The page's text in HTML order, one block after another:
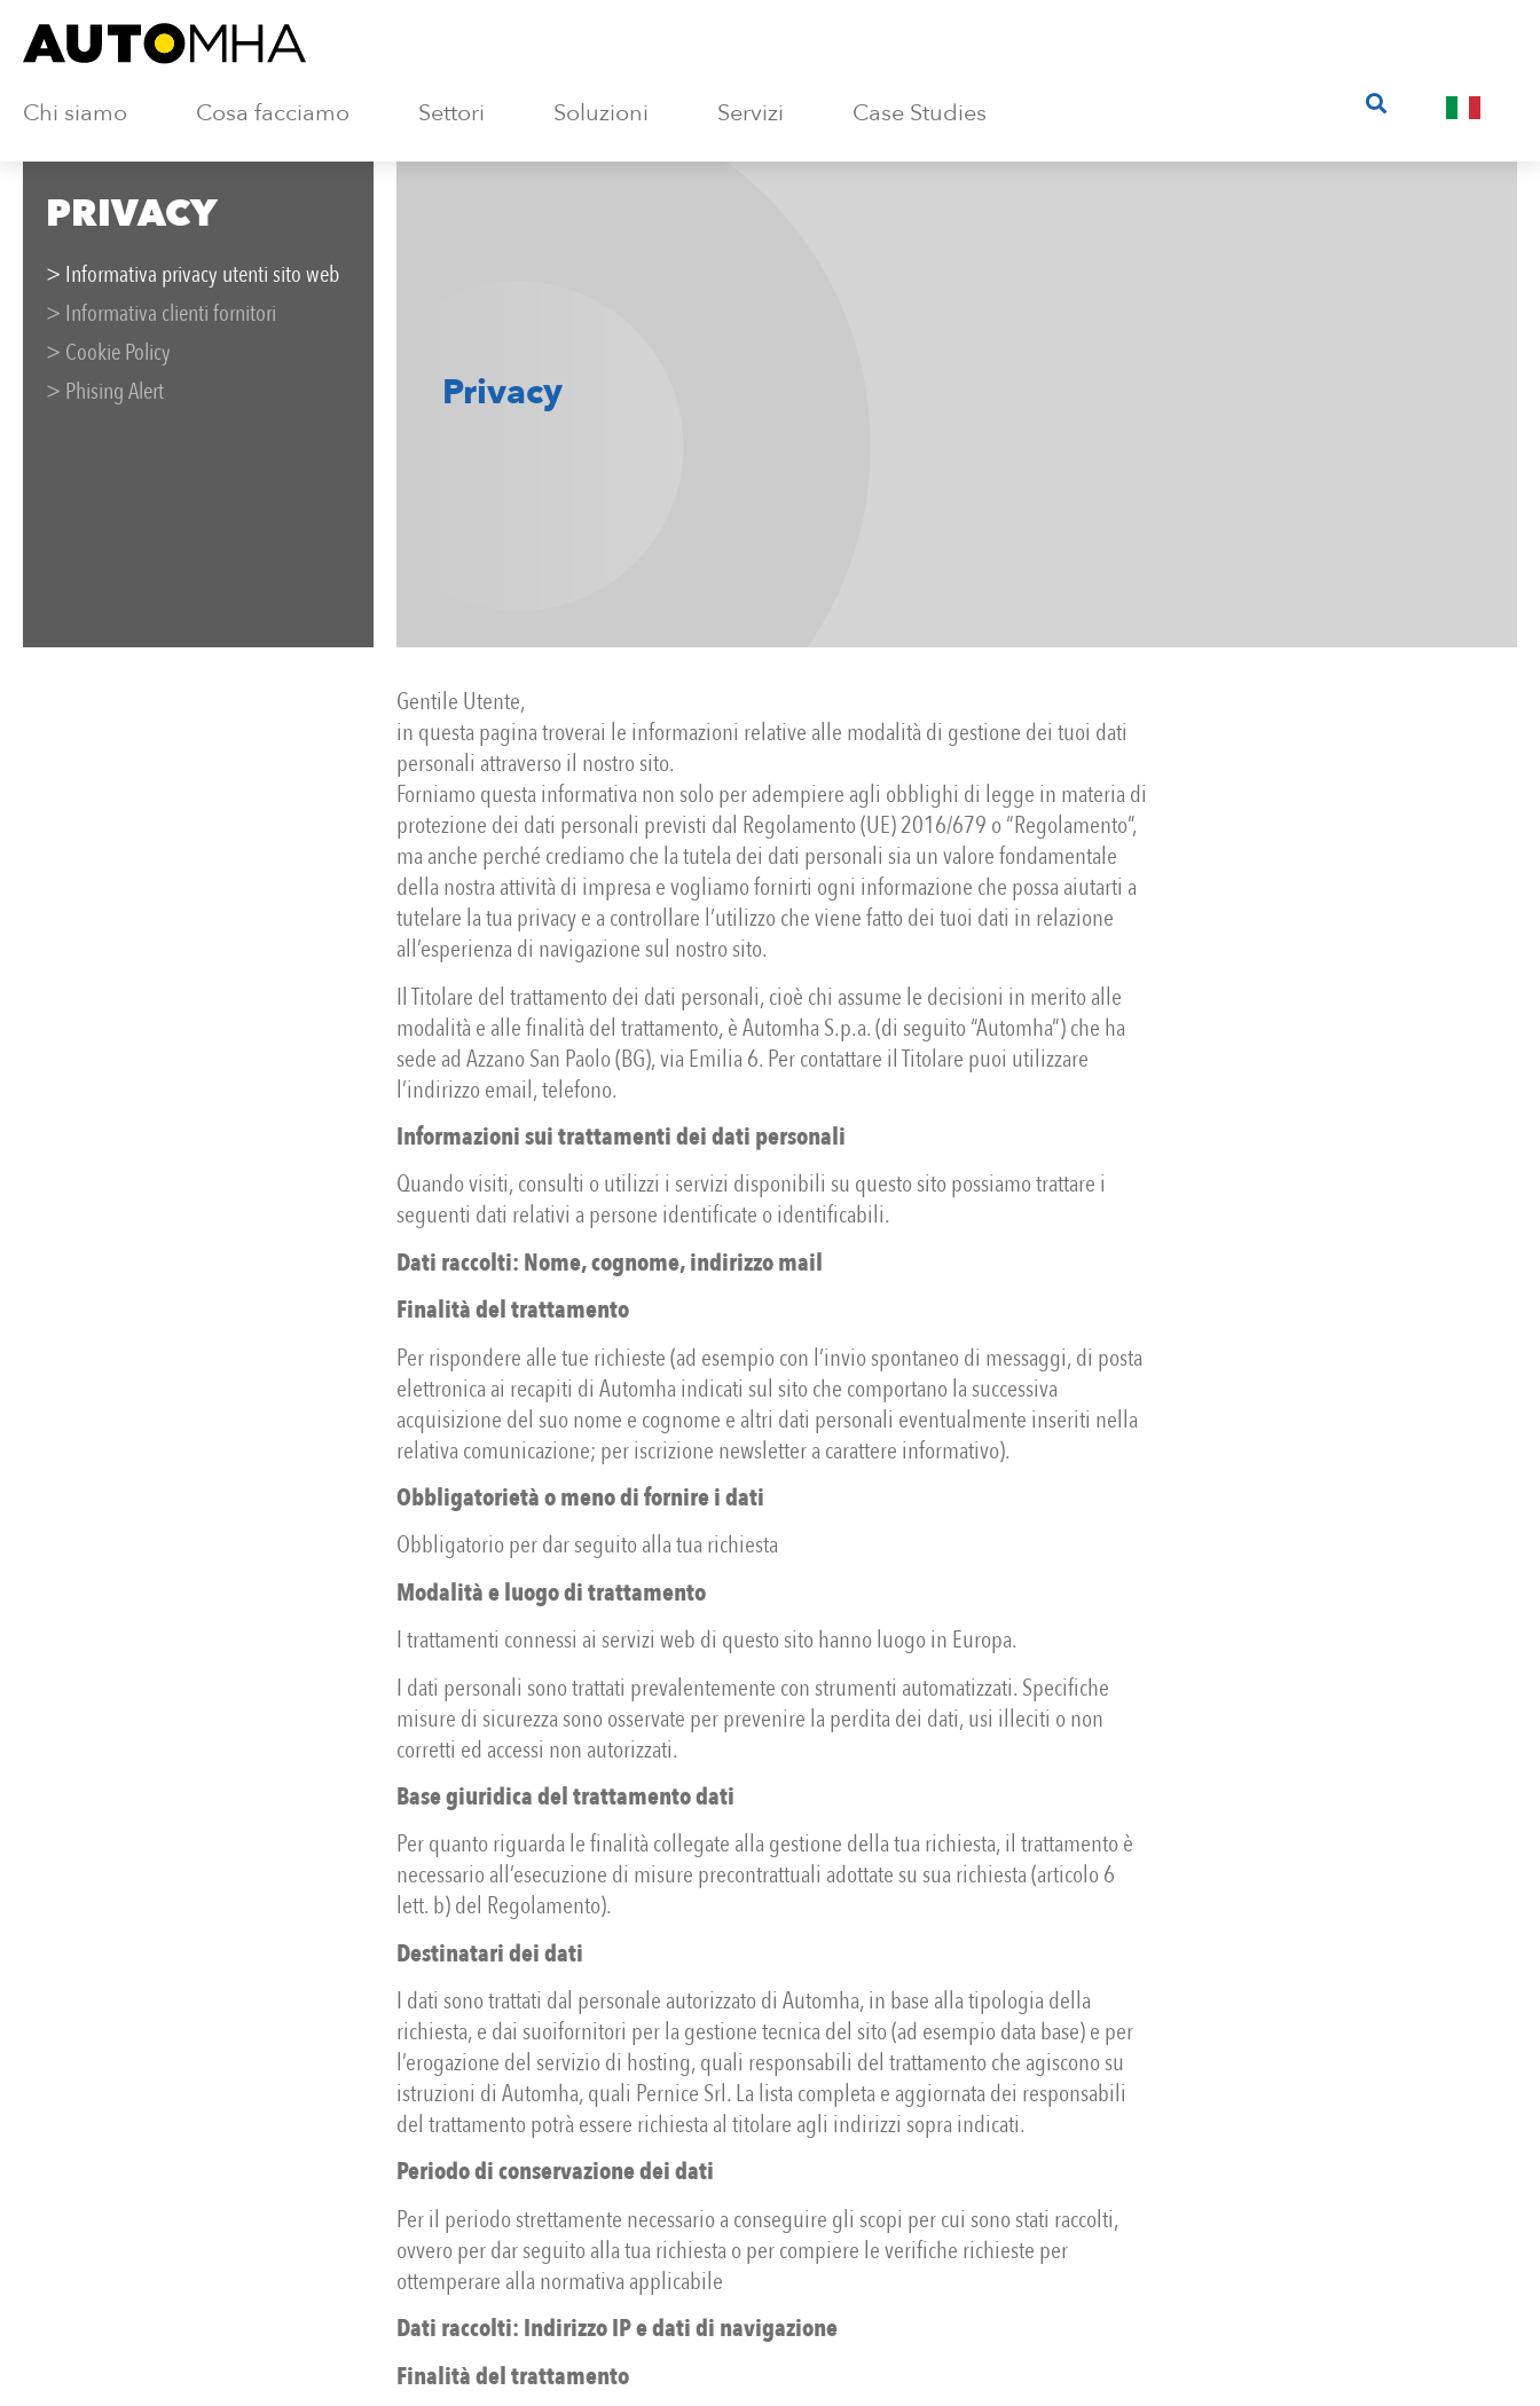
Chi siamo Cosa facciamo Settori Soluzioni Servizi Case Studies
PRIVACY
> Informativa privacy utenti sito web
> Informativa clienti fornitori
> Cookie Policy
> Phising Alert
Privacy
Gentile Utente,
in questa pagina troverai le informazioni relative alle modalità di gestione dei tuoi dati
personali attraverso il nostro sito.
Forniamo questa informativa non solo per adempiere agli obblighi di legge in materia di
protezione dei dati personali previsti dal Regolamento (UE) 2016/679 o “Regolamento”,
ma anche perché crediamo che la tutela dei dati personali sia un valore fondamentale
della nostra attività di impresa e vogliamo fornirti ogni informazione che possa aiutarti a
tutelare la tua privacy e a controllare l’utilizzo che viene fatto dei tuoi dati in relazione
all’esperienza di navigazione sul nostro sito.
Il Titolare del trattamento dei dati personali, cioè chi assume le decisioni in merito alle
modalità e alle finalità del trattamento, è Automha S.p.a. (di seguito “Automha”) che ha
sede ad Azzano San Paolo (BG), via Emilia 6. Per contattare il Titolare puoi utilizzare
l’indirizzo email, telefono.
Informazioni sui trattamenti dei dati personali
Quando visiti, consulti o utilizzi i servizi disponibili su questo sito possiamo trattare i
seguenti dati relativi a persone identificate o identificabili.
Dati raccolti: Nome, cognome, indirizzo mail
Finalità del trattamento
Per rispondere alle tue richieste (ad esempio con l’invio spontaneo di messaggi, di posta
elettronica ai recapiti di Automha indicati sul sito che comportano la successiva
acquisizione del suo nome e cognome e altri dati personali eventualmente inseriti nella
relativa comunicazione; per iscrizione newsletter a carattere informativo).
Obbligatorietà o meno di fornire i dati
Obbligatorio per dar seguito alla tua richiesta
Modalità e luogo di trattamento
I trattamenti connessi ai servizi web di questo sito hanno luogo in Europa.
I dati personali sono trattati prevalentemente con strumenti automatizzati. Specifiche
misure di sicurezza sono osservate per prevenire la perdita dei dati, usi illeciti o non
corretti ed accessi non autorizzati.
Base giuridica del trattamento dati
Per quanto riguarda le finalità collegate alla gestione della tua richiesta, il trattamento è
necessario all’esecuzione di misure precontrattuali adottate su sua richiesta (articolo 6
lett. b) del Regolamento).
Destinatari dei dati
I dati sono trattati dal personale autorizzato di Automha, in base alla tipologia della
richiesta, e dai suoifornitori per la gestione tecnica del sito (ad esempio data base) e per
l’erogazione del servizio di hosting, quali responsabili del trattamento che agiscono su
istruzioni di Automha, quali Pernice Srl. La lista completa e aggiornata dei responsabili
del trattamento potrà essere richiesta al titolare agli indirizzi sopra indicati.
Periodo di conservazione dei dati
Per il periodo strettamente necessario a conseguire gli scopi per cui sono stati raccolti,
ovvero per dar seguito alla tua richiesta o per compiere le verifiche richieste per
ottemperare alla normativa applicabile
Dati raccolti: Indirizzo IP e dati di navigazione
Finalità del trattamento